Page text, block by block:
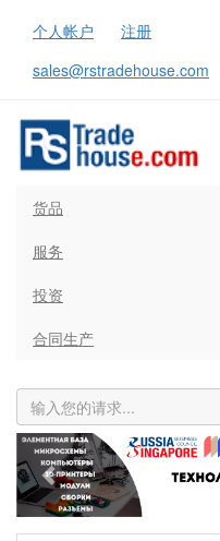
个人帐户
注册
sales@rstradehouse.com
货品
服务
投资
合同生产
Previous